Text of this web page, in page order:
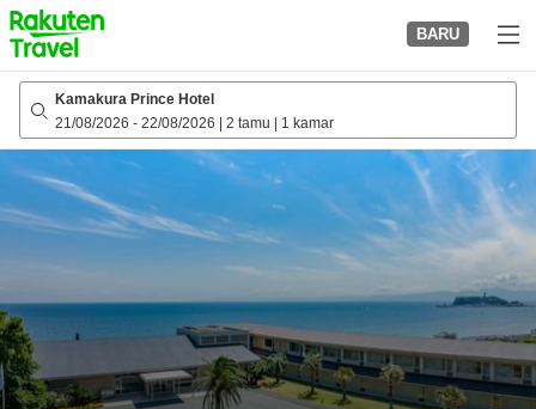
to
top
page
BARU
Kamakura Prince Hotel
21/08/2026 - 22/08/2026 2 tamu 1 kamar